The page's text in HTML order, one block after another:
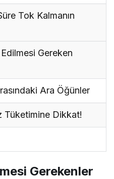
Tok Kalmanın
Gereken
Ara Öğünler
Tüketimine Dikkat!
Gerekenler